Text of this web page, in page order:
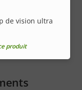
de vision ultra
produit